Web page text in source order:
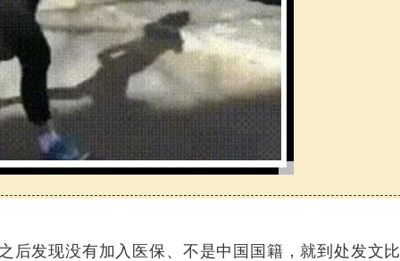
后发现没有加入医保、不是中国国籍，就到处发文